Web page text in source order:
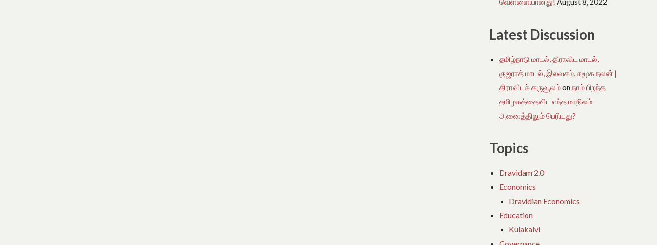
வெள்ளையானது! August 8, 2022
Latest Discussion
தமிழ்நாடு மாடல், திராவிட மாடல்,
குஜராத் மாடல், இலவசம், சமூக நலன் |
திராவிடக் கருவூலம்onநாம் பிறந்த
தமிழகத்தைவிட எந்த மாநிலம்
அனைத்திலும் பெரியது?
Topics
Dravidam 2.0
Economics
Dravidian Economics
Education
Kulakalvi
Governance